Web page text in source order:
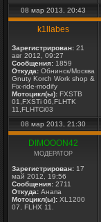
08 мар 2013, 20:43
k1llabes
Зарегистрирован: 21
авг 2012, 09:27
Сообщения: 1859
Откуда: Обнинск/Москва
Gnuty Korch Work shop &
Fix-ride-modify
Мотоцикл(ы): FXSTB
01,FXSTi 06,FLHTK
11,FLHTCi03
08 мар 2013, 21:30
DIMOOON42
МОДЕРАТОР
Зарегистрирован: 17
май 2012, 19:56
Сообщения: 2711
Откуда: Анапа
Мотоцикл(ы): XL1200
07, FLHX 11.